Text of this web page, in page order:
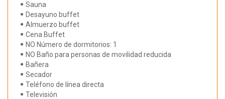
Sauna
Desayuno buffet
Almuerzo buffet
Cena Buffet
NO Número de dormitorios: 1
NO Baño para personas de movilidad reducida
Bañera
Secador
Teléfono de línea directa
Televisión